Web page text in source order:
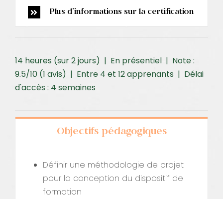
Plus d'informations sur la certification
14 heures (sur 2 jours) | En présentiel | Note :
9.5/10 (1 avis) | Entre 4 et 12 apprenants | Délai
d'accès : 4 semaines
Objectifs pédagogiques
Définir une méthodologie de projet
pour la conception du dispositif de
formation